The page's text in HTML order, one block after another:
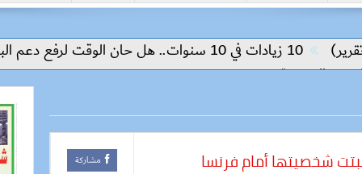
10 زيادات في 10 سنوات.. هل حان الوقت لرفع دعم البنزين نهائيا؟
شخصيتها أمام فرنسا مشاركة